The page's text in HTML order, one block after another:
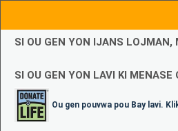
SI OU GEN YON IJANS LOJMAN,
SI OU GEN YON LAVI KI
Ou gen pouvwa pou Bay lavi.